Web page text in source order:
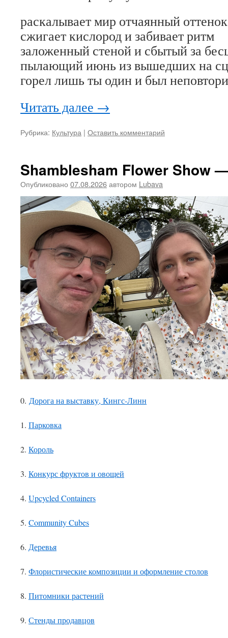
раскалывает мир отчаянный оттенок
сжигает кислород и забивает ритм
заложенный стеной и сбытый за
пылающий июнь из вышедших на
горел лишь ты один и был
Читать далее →
Рубрика: Культура | Оставить комментарий
Shamblesham Flower Show
Опубликовано 07.08.2026автором Lubava
0. Дорога на выставку, Кингс-Линн
1. Парковка
2. Король
3. Конкурс фруктов и овощей
4. Upcycled Containers
5. Community Cubes
6. Деревья
7. Флористические композиции и оформление столов
8. Питомники растений
9. Стенды продавцов